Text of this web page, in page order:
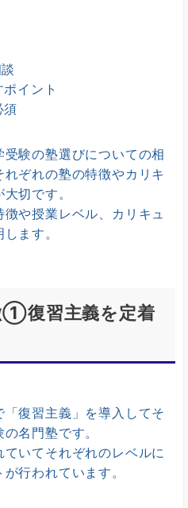
イント
験の塾選びについての相
ぞれの塾の特徴やカリキ
切です。
や授業レベル、カリキュ
ます。
復習主義を定着
復習主義」を導入してそ
名門塾です。
いてそれぞれのレベルに
行われています。